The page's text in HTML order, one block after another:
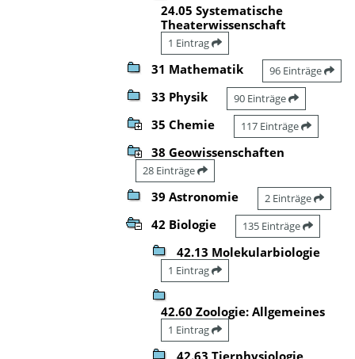
24.05 Systematische
Theaterwissenschaft
1 Eintrag
31 Mathematik 96 Einträge
33 Physik 90 Einträge
35 Chemie 117 Einträge
38 Geowissenschaften
28 Einträge
39 Astronomie 2 Einträge
42 Biologie 135 Einträge
42.13 Molekularbiologie
1 Eintrag
42.60 Zoologie: Allgemeines
1 Eintrag
42.63 Tierphysiologie